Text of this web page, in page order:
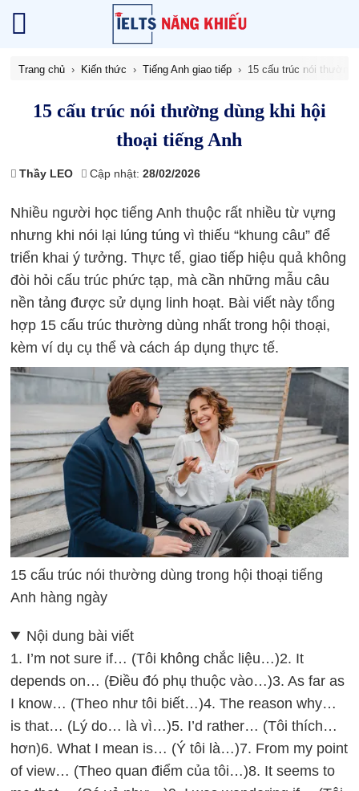
Trang chủ Kiến thức Tiếng Anh giao tiếp 15 cấu trúc nói thường
15 cấu trúc nói thường dùng khi hội
thoại tiếng Anh
Thầy LEO Cập nhật:28/02/2026
Nhiều người học tiếng Anh thuộc rất nhiều từ vựng
nhưng khi nói lại lúng túng vì thiếu “khung câu” để
triển khai ý tưởng. Thực tế, giao tiếp hiệu quả không
đòi hỏi cấu trúc phức tạp, mà cần những mẫu câu
nền tảng được sử dụng linh hoạt. Bài viết này tổng
hợp 15 cấu trúc thường dùng nhất trong hội thoại,
kèm ví dụ cụ thể và cách áp dụng thực tế.
15 cấu trúc nói thường dùng trong hội thoại tiếng
Anh hàng ngày
Nội dung bài viết
1. I’m not sure if… (Tôi không chắc liệu…)2. It
depends on… (Điều đó phụ thuộc vào…)3. As far as
I know… (Theo như tôi biết…)4. The reason why…
is that… (Lý do… là vì…)5. I’d rather… (Tôi thích…
hơn)6. What I mean is… (Ý tôi là…)7. From my point
of view… (Theo quan điểm của tôi…)8. It seems to